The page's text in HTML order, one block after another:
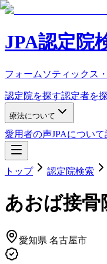
JPA認定院
フォームソティックス
認定院を探す認定者を
療法について
愛用者の声JPAについて
トップ 認定院検索
あおば接骨
愛知県 名古屋市